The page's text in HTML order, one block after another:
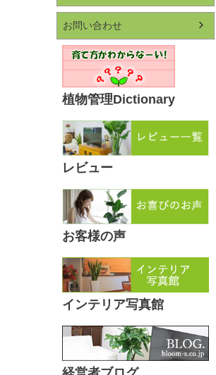
お問い合わせ
植物管理Dictionary
レビュー
お客様の声
インテリア写真館